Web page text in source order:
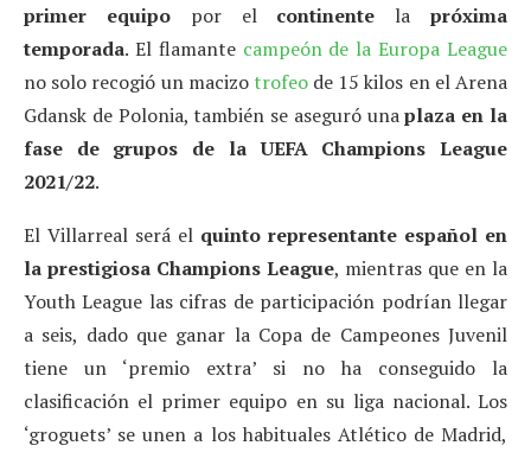
primer equipopor el continente lapróxima
temporada. El flamante campeón de la Europa League
no solo recogió un macizotrofeode 15 kilos en el Arena
Gdansk de Polonia, también se aseguró unaplaza en la
fase de grupos de la UEFA Champions League
2021/22.
El Villarreal será el quinto representante español en
la prestigiosa Champions League, mientras que en la
Youth League las cifras de participación podrían llegar
a seis, dado que ganar la Copa de Campeones Juvenil
tiene un ‘premio extra’ si no ha conseguido la
clasificación el primer equipo en su liga nacional. Los
‘groguets’ se unen a los habituales Atlético de Madrid,